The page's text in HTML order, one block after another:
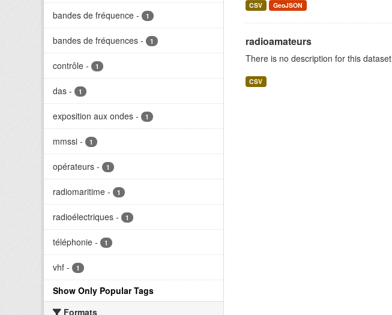
bandes de fréquence - 1
bandes de fréquences - 1
contrôle - 1
das - 1
exposition aux ondes - 1
mmssi - 1
opérateurs - 1
radiomaritime - 1
radioélectriques - 1
téléphonie - 1
vhf - 1
Show Only Popular Tags
Formats
CSV GeoJSON
radioamateurs
There is no description for this dataset
CSV